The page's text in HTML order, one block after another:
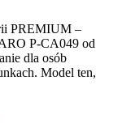
PREMIUM –
P-CA049 od
dla osób
Model ten,